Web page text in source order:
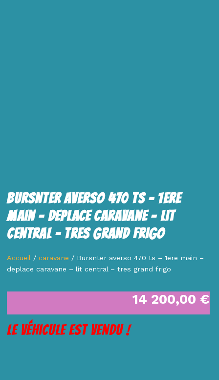
Bursnter Averso 470 Ts – 1ere
Main – Deplace Caravane – Lit
Central – Tres Grand Frigo
Accueil /caravane / Bursnter averso 470 ts – 1ere main –
deplace caravane – lit central – tres grand frigo
14 200,00 €
Le véhicule est vendu !